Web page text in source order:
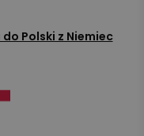
Polski z Niemiec